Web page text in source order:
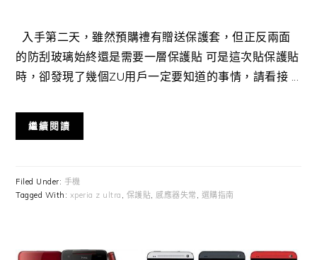
入手第二天，雖然預購禮有贈送保護套，但正反兩面
的防刮玻璃始終還是需要一層保護貼 可是這次貼保護貼
時，卻發現了幾個ZU用戶一定要知道的事情，請看接 ...
繼續閱讀
Filed Under: 手機
Tagged With: xperia z ultra , 保護貼,感應器失常 , 選購指南